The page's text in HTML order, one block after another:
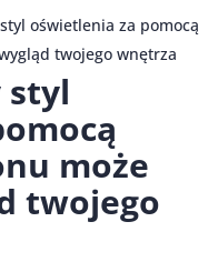
oświetlenia za pomocą
twojego wnętrza
styl
może
twojego